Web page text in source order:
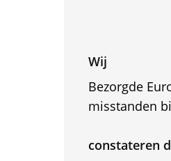
Wij
Bezorgde
misstanden
constateren